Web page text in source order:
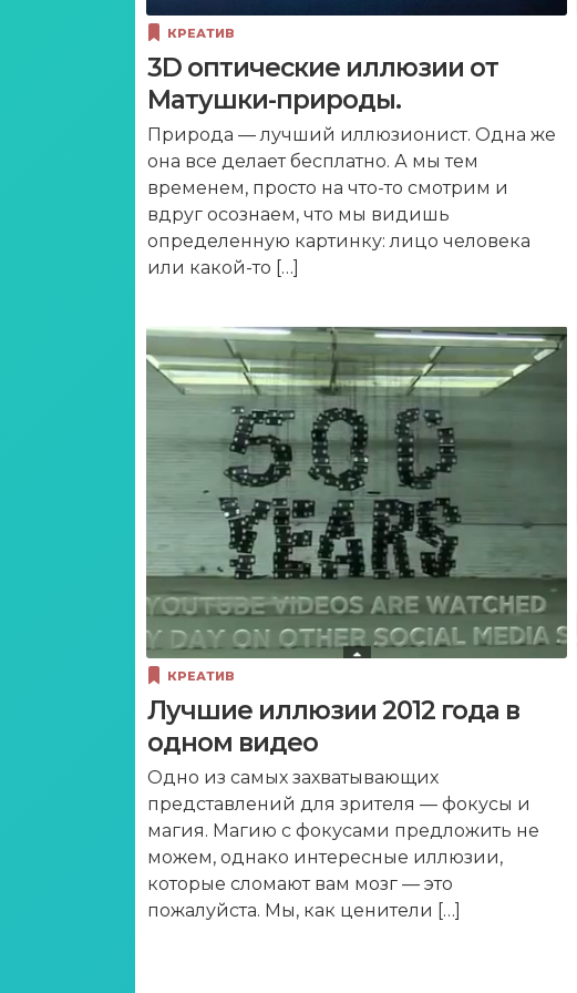
КРЕАТИВ
3D оптические иллюзии от
Матушки-природы.
Природа — лучший иллюзионист. Одна же
она все делает бесплатно. А мы тем
временем, просто на что-то смотрим и
вдруг осознаем, что мы видишь
определенную картинку: лицо человека
или какой-то […]
КРЕАТИВ
Лучшие иллюзии 2012 года в
одном видео
Одно из самых захватывающих
представлений для зрителя — фокусы и
магия. Магию с фокусами предложить не
можем, однако интересные иллюзии,
которые сломают вам мозг — это
пожалуйста. Мы, как ценители […]